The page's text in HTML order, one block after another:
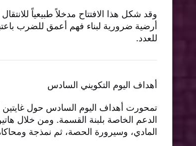
وقد شكل هذا الافتتاح مدخلاً طبيعياً
أرضية ضرورية لبناء فهم أعمق للضرب
للعدد.
أهداف اليوم التكويني السادس
تمحورت أهداف اليوم السادس حول
الدعم الخاصة بلبنة القسمة. ومن خلال
المادي، وسيرورة الحصة، ثم نمذجة